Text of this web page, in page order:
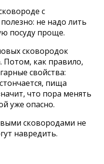
с
не надо лить
посуду проще.
сковородок
Потом, как правило,
свойства:
пища
что пора менять
уже опасно.
сковородами не
навредить.